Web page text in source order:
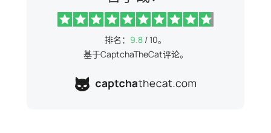
排名： 9.8 / 10。
基于CaptchaTheCat评论。